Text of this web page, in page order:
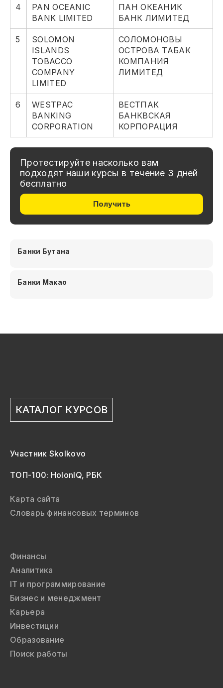
4
PAN OCEANIC
BANK LIMITED
ПАН ОКЕАНИК
БАНК ЛИМИТЕД
5
SOLOMON
ISLANDS
TOBACCO
COMPANY
LIMITED
СОЛОМОНОВЫ
ОСТРОВА ТАБАК
КОМПАНИЯ
ЛИМИТЕД
6
WESTPAC
BANKING
CORPORATION
ВЕСТПАК
БАНКВСКАЯ
КОРПОРАЦИЯ
Протестируйте насколько вам
подходят наши курсы в течение 3 дней
бесплатно
Получить
Банки Бутана
Банки Макао
КАТАЛОГ КУРСОВ
Участник Skolkovo
ТОП-100: HolonIQ, РБК
Карта сайта
Словарь финансовых терминов
Финансы
Аналитика
IT и программирование
Бизнес и менеджмент
Карьера
Инвестиции
Образование
Поиск работы